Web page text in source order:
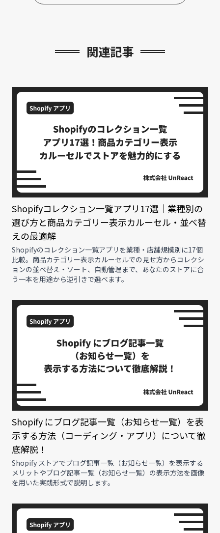
関連記事
Shopifyコレクション一覧アプリ17選｜業種別の
選び方と商品カテゴリー表示カルーセル・並べ替
えの最適解
Shopifyのコレクション一覧アプリを業種・店舗規模別に17個
比較。商品カテゴリー表示カルーセルでの見せ方からコレクシ
ョンの並べ替え・ソート、自動管理まで、あなたのストアに合
う一本を用途から逆引きで選べます。
Shopify にブログ記事一覧（お知らせ一覧）を表
示する方法（コーディング・アプリ）について徹
底解説！
Shopify ストアでブログ記事一覧（お知らせ一覧）を表示する
メリットやブログ記事一覧（お知らせ一覧）の表示方法を画像
を用いた実践形式で説明します。